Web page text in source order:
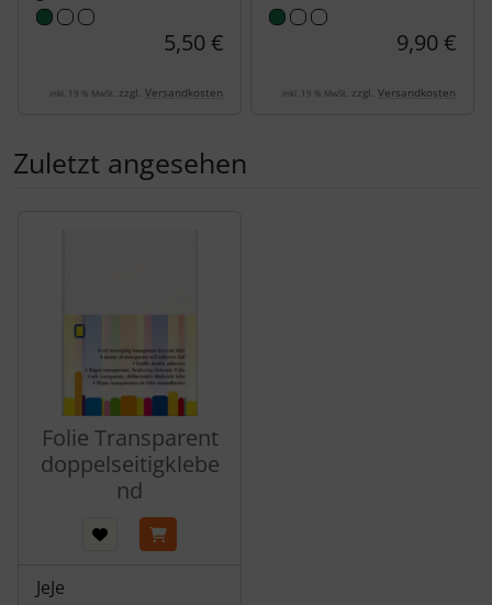
5,50 €
inkl. 19 % MwSt. zzgl. Versandkosten
9,90 €
inkl. 19 % MwSt. zzgl. Versandkosten
Zuletzt angesehen
Folie Transparent
doppelseitigklebe
nd
JeJe